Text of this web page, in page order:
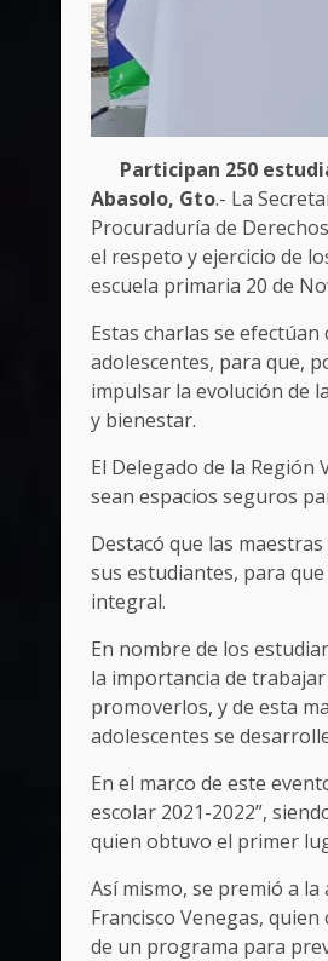
Participan 250
Abasolo, Gto.- La
Procuraduría de
el respeto y ejercicio de
escuela primaria 20 de
Estas charlas se
adolescentes, para que,
impulsar la evolución de
y bienestar.
El Delegado de la
sean espacios seguros
Destacó que las
sus estudiantes, para
integral.
En nombre de los
la importancia de
promoverlos, y de esta
adolescentes se
En el marco de este
escolar 2021-2022”,
quien obtuvo el primer
Así mismo, se premió a
Francisco Venegas,
de un programa para